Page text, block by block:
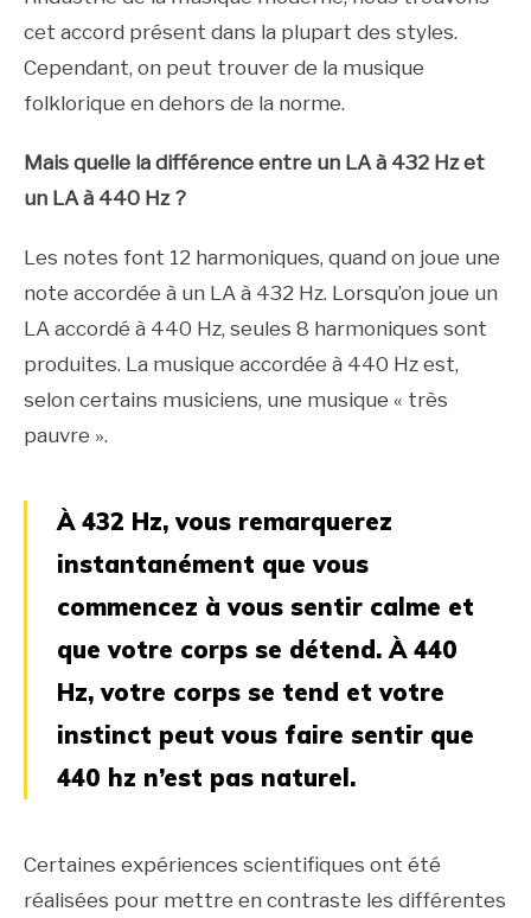
cet accord présent dans la plupart des styles.
Cependant, on peut trouver de la musique
folklorique en dehors de la norme.
Mais quelle la différence entre un LA à 432 Hz et
un LA à 440 Hz ?
Les notes font 12 harmoniques, quand on joue une
note accordée à un LA à 432 Hz. Lorsqu’on joue un
LA accordé à 440 Hz, seules 8 harmoniques sont
produites. La musique accordée à 440 Hz est,
selon certains musiciens, une musique « très
pauvre ».
À 432 Hz, vous remarquerez
instantanément que vous
commencez à vous sentir calme et
que votre corps se détend. À 440
Hz, votre corps se tend et votre
instinct peut vous faire sentir que
440 hz n’est pas naturel.
Certaines expériences scientifiques ont été
réalisées pour mettre en contraste les différentes